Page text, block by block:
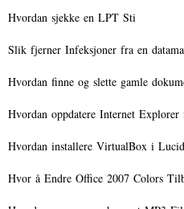
Hvordan sjekke en LPT Sti
Slik fjerner Infeksjoner fra en
Hvordan finne og slette gamle
Hvordan oppdatere Internet
Hvordan installere VirtualBox i Lucid
Hvor å Endre Office 2007 Colors